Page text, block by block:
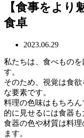
【食事をより
食卓
2023.06.29
私たちは、食べもの
す。
そのため、視覚は食
な要素です。
料理の色味はもちろ
的に見せるには食器も
食器の色や材質は料
ます。